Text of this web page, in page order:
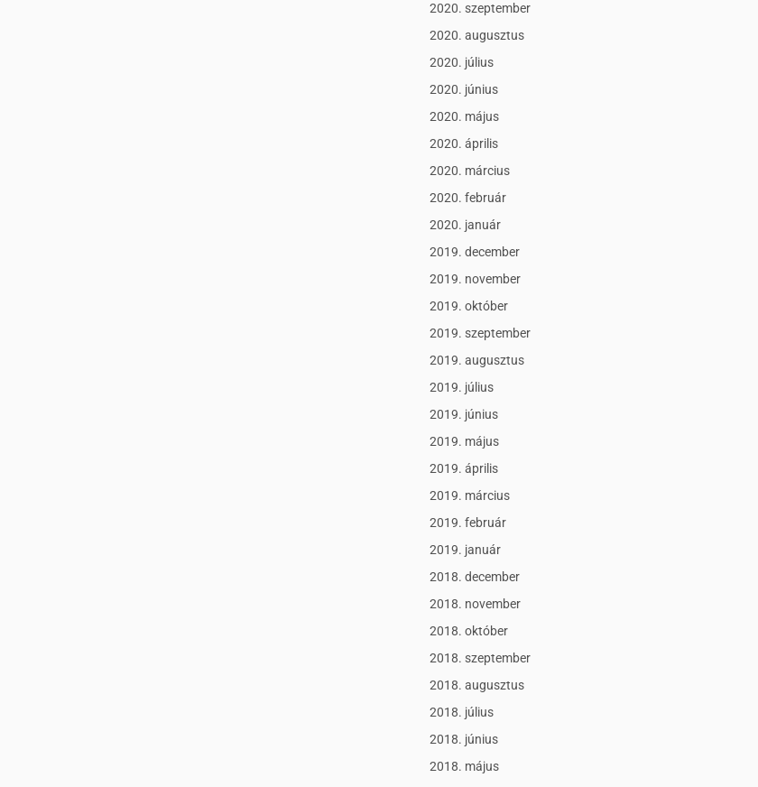
2020. szeptember
2020. augusztus
2020. július
2020. június
2020. május
2020. április
2020. március
2020. február
2020. január
2019. december
2019. november
2019. október
2019. szeptember
2019. augusztus
2019. július
2019. június
2019. május
2019. április
2019. március
2019. február
2019. január
2018. december
2018. november
2018. október
2018. szeptember
2018. augusztus
2018. július
2018. június
2018. május